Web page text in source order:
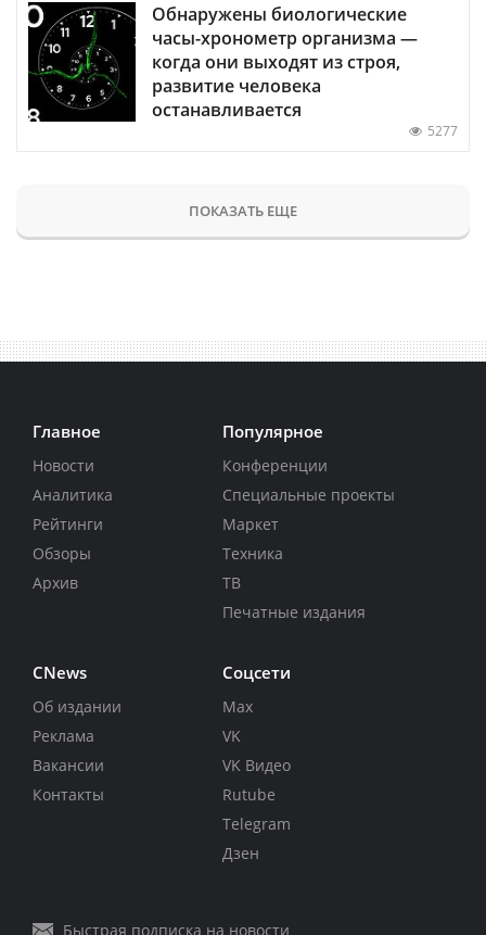
Обнаружены биологические
часы-хронометр организма —
когда они выходят из строя,
развитие человека
останавливается
5277
ПОКАЗАТЬ ЕЩЕ
Главное
Новости
Аналитика
Рейтинги
Обзоры
Архив
Популярное
Конференции
Специальные проекты
Маркет
Техника
ТВ
Печатные издания
CNews
Об издании
Реклама
Вакансии
Контакты
Соцсети
Max
VK
VK Видео
Rutube
Telegram
Дзен
Быстрая подписка на новости